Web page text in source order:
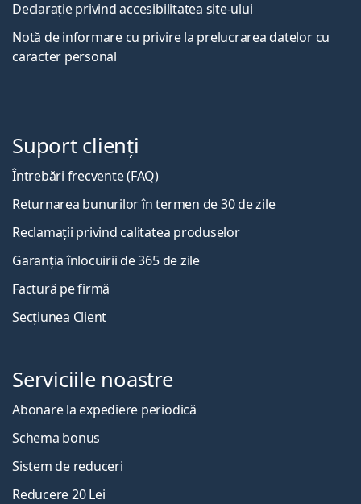
Declarație privind accesibilitatea site-ului
Notă de informare cu privire la prelucrarea datelor cu
caracter personal
Suport clienți
Întrebări frecvente (FAQ)
Returnarea bunurilor în termen de 30 de zile
Reclamații privind calitatea produselor
Garanția înlocuirii de 365 de zile
Factură pe firmă
Secțiunea Client
Serviciile noastre
Abonare la expediere periodică
Schema bonus
Sistem de reduceri
Reducere 20 Lei